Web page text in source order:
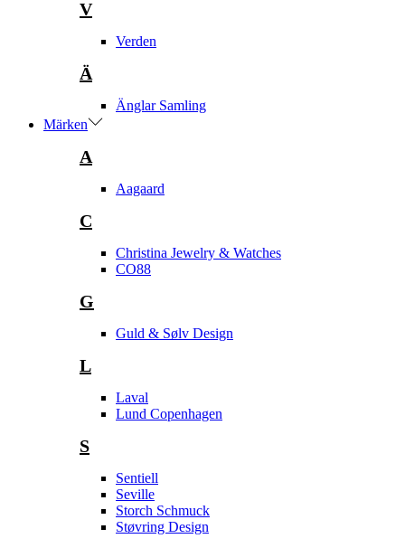
V
Verden
Ä
Änglar Samling
Märken
A
Aagaard
C
Christina Jewelry & Watches
CO88
G
Guld & Sølv Design
L
Laval
Lund Copenhagen
S
Sentiell
Seville
Storch Schmuck
Støvring Design